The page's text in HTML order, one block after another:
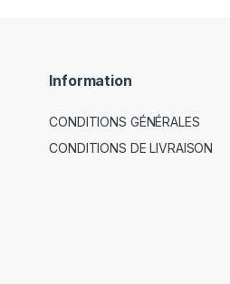
Information
CONDITIONS GÉNÉRALES
CONDITIONS DE LIVRAISON